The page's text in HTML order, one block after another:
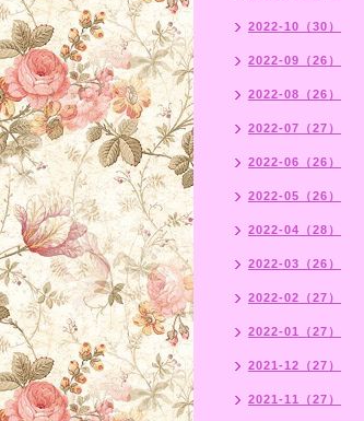
2022-10（30）
2022-09（26）
2022-08（26）
2022-07（27）
2022-06（26）
2022-05（26）
2022-04（28）
2022-03（26）
2022-02（27）
2022-01（27）
2021-12（27）
2021-11（27）